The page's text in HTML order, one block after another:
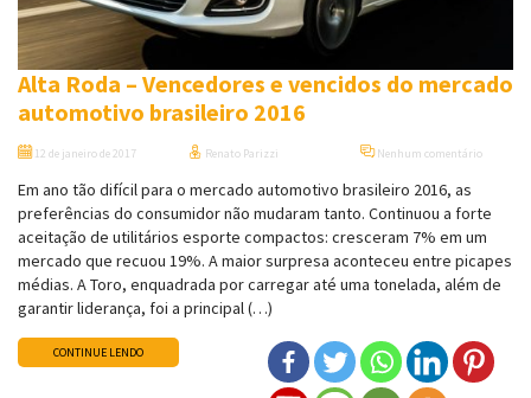
Alta Roda – Vencedores e vencidos do mercado
automotivo brasileiro 2016
12 de janeiro de 2017 Renato Parizzi Nenhum comentário
Em ano tão difícil para o mercado automotivo brasileiro 2016, as
preferências do consumidor não mudaram tanto. Continuou a forte
aceitação de utilitários esporte compactos: cresceram 7% em um
mercado que recuou 19%. A maior surpresa aconteceu entre picapes
médias. A Toro, enquadrada por carregar até uma tonelada, além de
garantir liderança, foi a principal (…)
CONTINUE LENDO